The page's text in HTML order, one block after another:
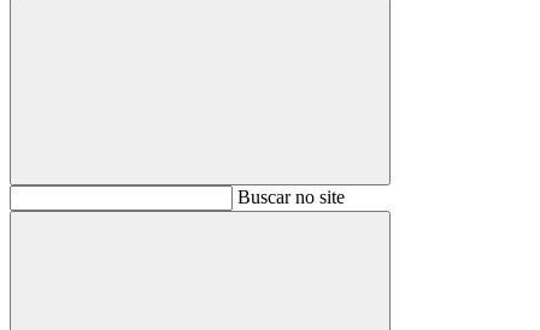
BuscarBuscar no site